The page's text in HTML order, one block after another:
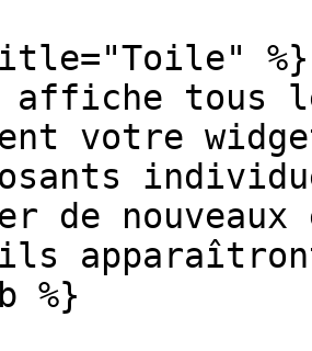
%}
tous
votre
de
ils
%}